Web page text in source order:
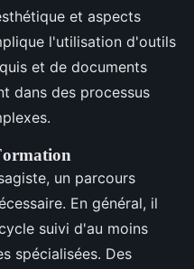
et aspects
l'utilisation d'outils
et de documents
dans des processus
un parcours
En général, il
suivi d'au moins
spécialisées. Des